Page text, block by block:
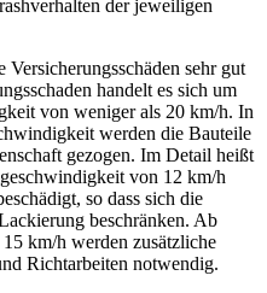
der jeweiligen
sehr gut
handelt es sich um
von weniger als 20 km/h. In
werden die Bauteile
gezogen. Im Detail heißt
von 12 km/h
so dass sich die
beschränken. Ab
km/h werden zusätzliche
Richtarbeiten notwendig.